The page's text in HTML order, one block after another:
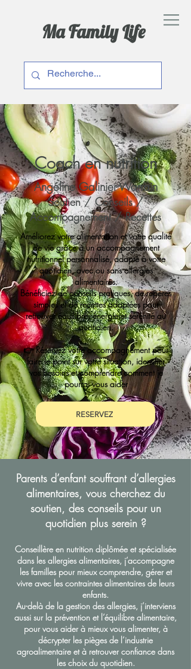
Ma Family Life
Coach en nutrition
Angéline Galinier-Warrain
Soutien / Conseils /
Accompagnement / Recettes
Améliorez votre alimentation et votre qualité
de vie grâce à un accompagnement
nutritionnel personnalisé, adapté à votre
quotidien, avec ou sans allergies
alimentaires.
Bénéficiez de conseils pratiques, de repères
simples et de recettes adaptées pour
retrouver équilibre, énergie et sérénité au
quotidien.
👉 Réservez votre accompagnement pour
faire le point sur votre situation, identifier
vos besoins et comprendre comment je
pourrai vous aider
RESERVEZ
Parents d’enfant souffrant d’allergies
alimentaires, vous cherchez du
soutien, des conseils pour un
quotidien plus serein ?
Conseillère en nutrition diplômée et spécialisée
dans les allergies alimentaires, j’accompagne
les familles pour mieux comprendre, gérer et
vivre avec les contraintes alimentaires de leurs
enfants.
Au-delà de la gestion des allergies, j’interviens
aussi sur la prévention et l’équilibre alimentaire,
pour vous aider à mieux vous alimenter, à
décrypter les pièges de l’industrie
agroalimentaire et à retrouver confiance dans
les choix du quotidien.